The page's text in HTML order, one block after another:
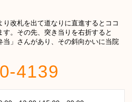
改札を出て道なりに直進するとココ
。その先、突き当りを右折すると
当」さんがあり、その斜向かいに当院
4139